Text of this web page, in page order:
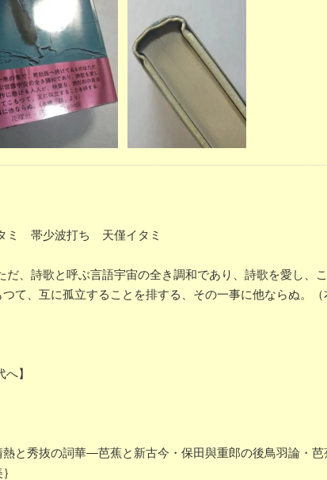
ミ 帯少波打ち 天僅イタミ
、詩歌と呼ぶ言語宇宙の全き調和であり、詩歌を愛し、
て、互に孤立することを排する、その一事に他ならぬ。（
】
と秀抜の詞華―芭蕉と新古今・保田與重郎の後鳥羽論・芭